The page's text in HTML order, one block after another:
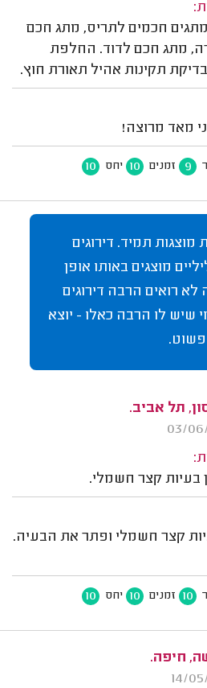
חכמים לתריס, מתג חכם
מתג חכם לדוד. החלפת
תקינות אהיל תאורת חוץ.
מאד מרוצה!
9 זמנים 10 יחס 10
תמיד. דירוגים
מוצגים באותו אופן
לא רואים הרבה דירוגים
שיש לו הרבה כאלו - יוצא
תל אביב.
בעיות קצר חשמלי.
קצר חשמלי ופתר את הבעיה.
10 זמנים 10 יחס 10
חיפה.